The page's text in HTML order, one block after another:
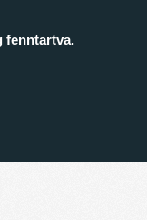
fenntartva.